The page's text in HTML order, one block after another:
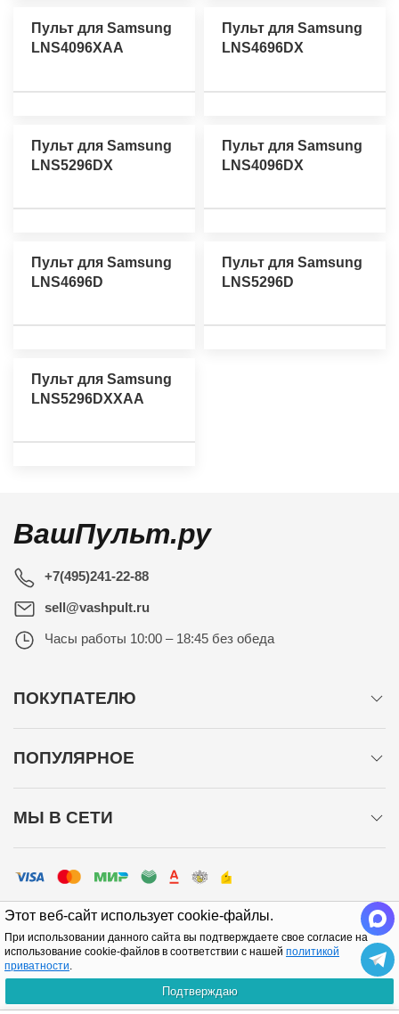
Этот веб-сайт использует cookie-файлы.
При использовании данного сайта вы подтверждаете свое согласие на
использование cookie-файлов в соответствии с нашей политикой
приватности.
Подтверждаю
Пульт для Samsung
LNS4096XAA
Пульт для Samsung
LNS4696DX
Пульт для Samsung
LNS5296DX
Пульт для Samsung
LNS4096DX
Пульт для Samsung
LNS4696D
Пульт для Samsung
LNS5296D
Пульт для Samsung
LNS5296DXXAA
ВашПульт.ру
+7(495)241-22-88
sell@vashpult.ru
Часы работы 10:00 – 18:45 без обеда
ПОКУПАТЕЛЮ
ПОПУЛЯРНОЕ
МЫ В СЕТИ
Copyright © 2005-2026 Все права защищены.